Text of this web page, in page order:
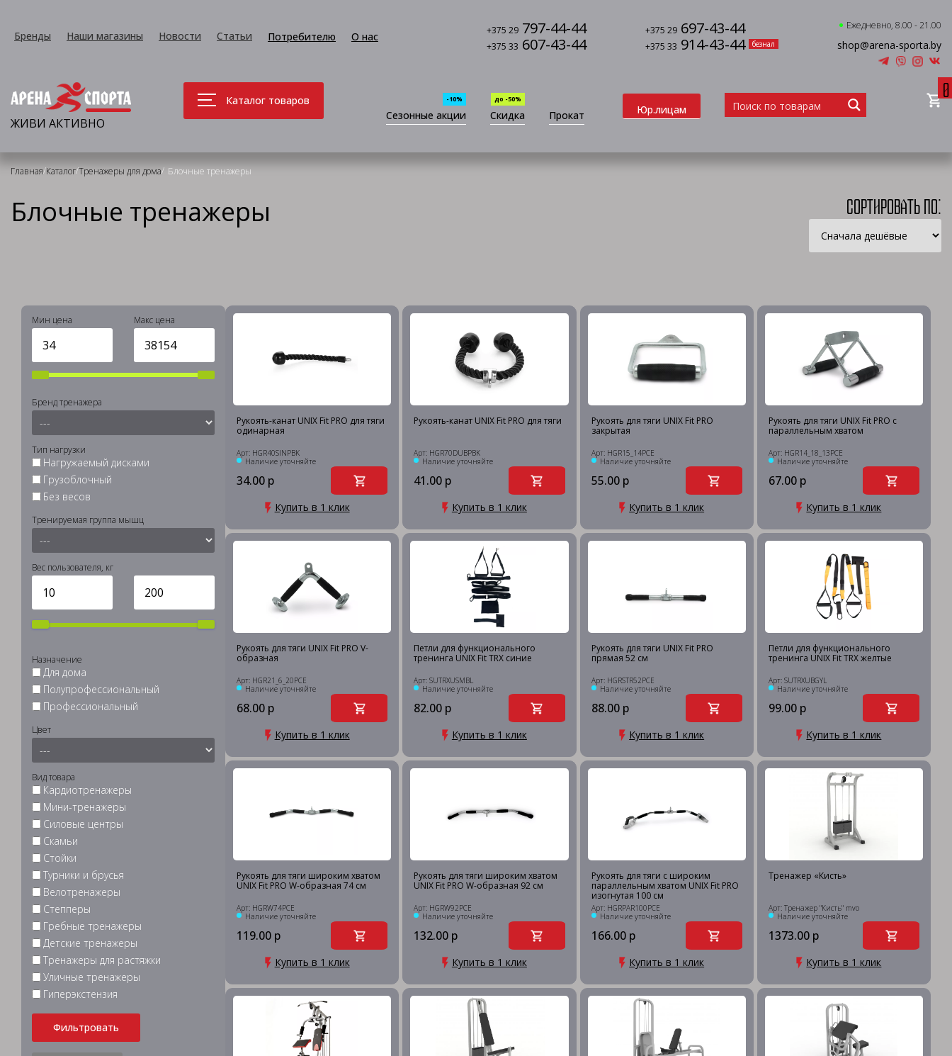
Бренды Наши магазины Новости Статьи Потребителю О нас +375 29 797-44-44 +375 29 697-43-44
+375 33 607-43-44 +375 33 914-43-44 безнал
Ежедневно, 8.00 - 21.00
shop@arena-sporta.by
ЖИВИ АКТИВНО
Каталог товаров
Сезонные акции
-10%
Скидка
до -50%
Прокат Юр.лицам
0
Главная/Каталог/Тренажеры для дома/ Блочные тренажеры
Блочные тренажеры Сортировать по:
Мин цена Макс цена
Бренд тренажера
Тип нагрузки
Нагружаемый дисками
Грузоблочный
Без весов
Тренируемая группа мышц
Вес пользователя, кг
Назначение
Для дома
Полупрофессиональный
Профессиональный
Цвет
Вид товара
Кардиотренажеры
Мини-тренажеры
Силовые центры
Скамьи
Стойки
Турники и брусья
Велотренажеры
Степперы
Гребные тренажеры
Детские тренажеры
Тренажеры для растяжки
Уличные тренажеры
Гиперэкстензия
Фильтровать
Рукоять-канат UNIX Fit PRO для тяги
одинарная
Арт: HGR40SINPBK
Наличие уточняйте
34.00 р
Купить в 1 клик
Рукоять-канат UNIX Fit PRO для тяги
Арт: HGR70DUBPBK
Наличие уточняйте
41.00 р
Купить в 1 клик
Рукоять для тяги UNIX Fit PRO
закрытая
Арт: HGR15_14PCE
Наличие уточняйте
55.00 р
Купить в 1 клик
Рукоять для тяги UNIX Fit PRO с
параллельным хватом
Арт: HGR14_18_13PCE
Наличие уточняйте
67.00 р
Купить в 1 клик
Рукоять для тяги UNIX Fit PRO V-
образная
Арт: HGR21_6_20PCE
Наличие уточняйте
68.00 р
Купить в 1 клик
Петли для функционального
тренинга UNIX Fit TRX синие
Арт: SUTRXUSMBL
Наличие уточняйте
82.00 р
Купить в 1 клик
Рукоять для тяги UNIX Fit PRO
прямая 52 см
Арт: HGRSTR52PCE
Наличие уточняйте
88.00 р
Купить в 1 клик
Петли для функционального
тренинга UNIX Fit TRX желтые
Арт: SUTRXUBGYL
Наличие уточняйте
99.00 р
Купить в 1 клик
Рукоять для тяги широким хватом
UNIX Fit PRO W-образная 74 см
Арт: HGRW74PCE
Наличие уточняйте
119.00 р
Купить в 1 клик
Рукоять для тяги широким хватом
UNIX Fit PRO W-образная 92 см
Арт: HGRW92PCE
Наличие уточняйте
132.00 р
Купить в 1 клик
Рукоять для тяги с широким
параллельным хватом UNIX Fit PRO
изогнутая 100 см
Арт: HGRPAR100PCE
Наличие уточняйте
166.00 р
Купить в 1 клик
Тренажер «Кисть»
Арт: Тренажер "Кисть" mvo
Наличие уточняйте
1373.00 р
Купить в 1 клик